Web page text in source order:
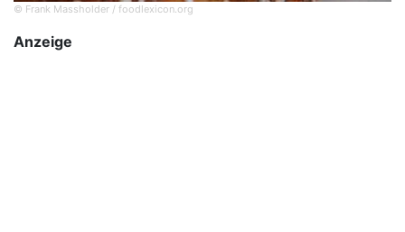
© Frank Massholder / foodlexicon.org
Anzeige